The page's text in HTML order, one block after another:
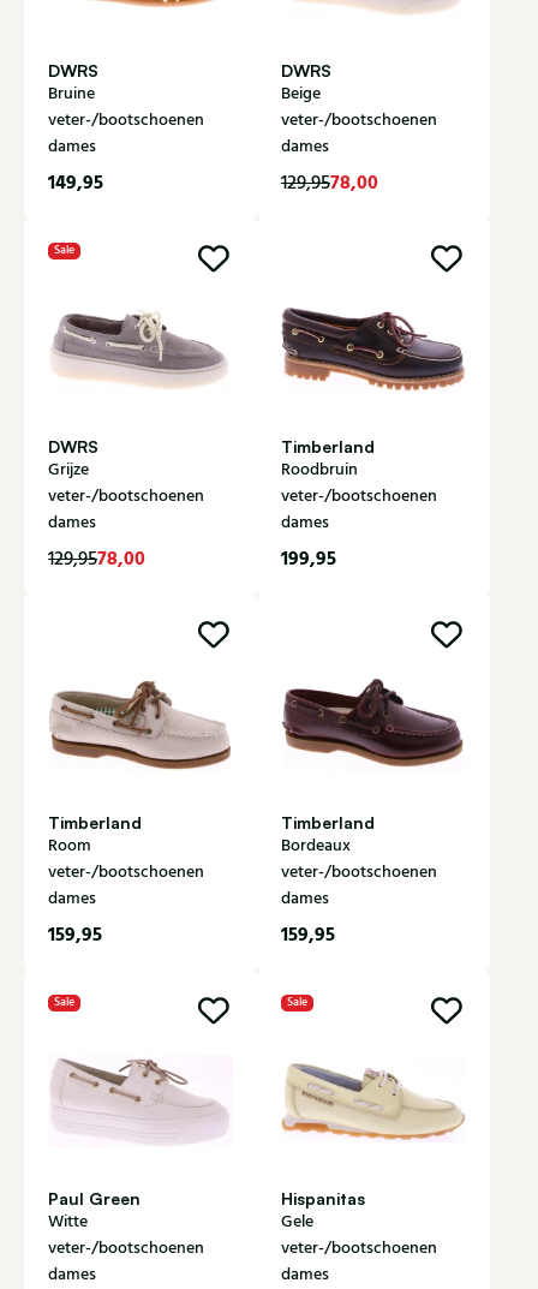
DWRS
Bruine
veter-/bootschoenen
dames
149,95
DWRS
Beige
veter-/bootschoenen
dames
129,9578,00
Sale
DWRS
Grijze
veter-/bootschoenen
dames
129,9578,00
Timberland
Roodbruin
veter-/bootschoenen
dames
199,95
Timberland
Room
veter-/bootschoenen
dames
159,95
Timberland
Bordeaux
veter-/bootschoenen
dames
159,95
Sale
Paul Green
Witte
veter-/bootschoenen
dames
Sale
Hispanitas
Gele
veter-/bootschoenen
dames